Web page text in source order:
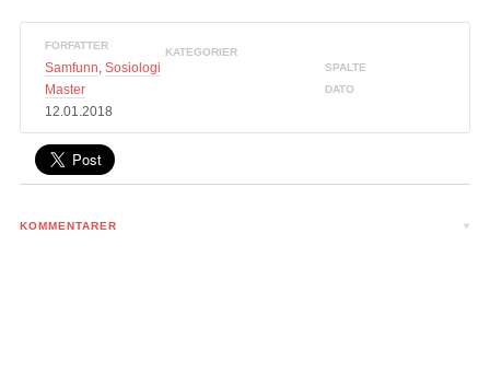
FORFATTER
KATEGORIER
Samfunn,Sosiologi SPALTE
Master DATO
12.01.2018
KOMMENTARER